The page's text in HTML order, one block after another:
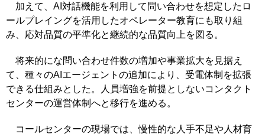
加えて、AI対話機能を利用して問い合わせを想定したロ
ールプレイングを活用したオペレーター教育にも取り組
み、応対品質の平準化と継続的な品質向上を図る。
将来的にな問い合わせ件数の増加や事業拡大を見据え
て、種々のAIエージェントの追加により、受電体制を拡張
できる仕組みとした。人員増強を前提としないコンタクト
センターの運営体制へと移行を進める。
コールセンターの現場では、慢性的な人手不足や人材育